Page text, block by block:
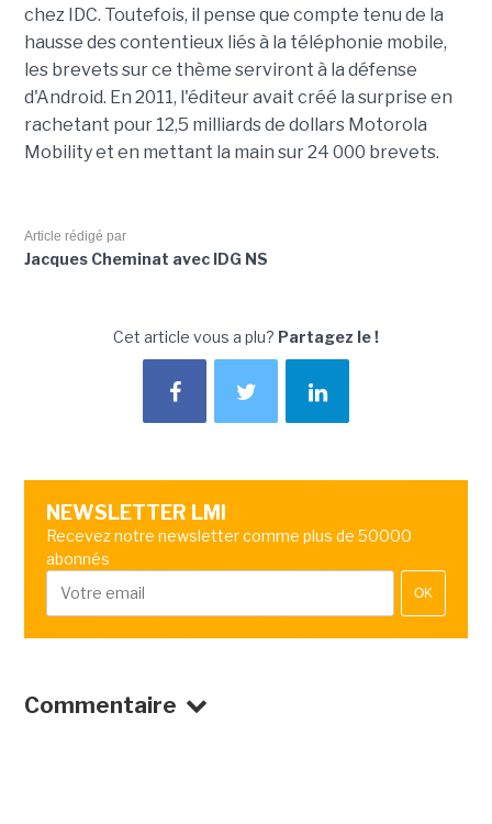
chez IDC. Toutefois, il pense que compte tenu de la
hausse des contentieux liés à la téléphonie mobile,
les brevets sur ce thème serviront à la défense
d'Android. En 2011, l'éditeur avait créé la surprise en
rachetant pour 12,5 milliards de dollars Motorola
Mobility et en mettant la main sur 24 000 brevets.
Article rédigé par
Jacques Cheminat avec IDG NS
Cet article vous a plu? Partagez le !
NEWSLETTER LMI
Recevez notre newsletter comme plus de 50000
abonnés
OK
Commentaire